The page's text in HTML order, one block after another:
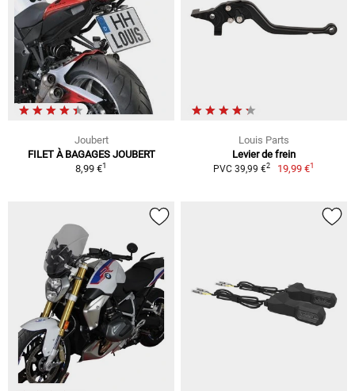
Joubert
FILET À BAGAGES JOUBERT
8,99 €1
Louis Parts
Levier de frein
PVC 39,99 €2 19,99 €1